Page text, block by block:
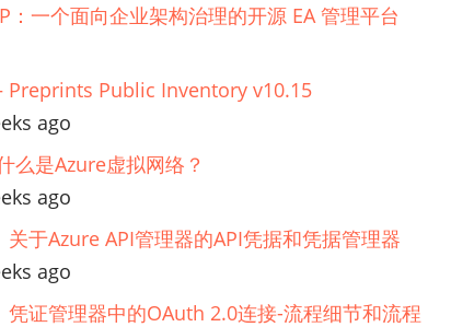
：一个面向企业架构治理的开源 EA 管理平台
Public Inventory v10.15
ago
么是Azure虚拟网络？
ago
关于Azure API管理器的API凭据和凭据管理器
ago
凭证管理器中的OAuth 2.0连接-流程细节和流程